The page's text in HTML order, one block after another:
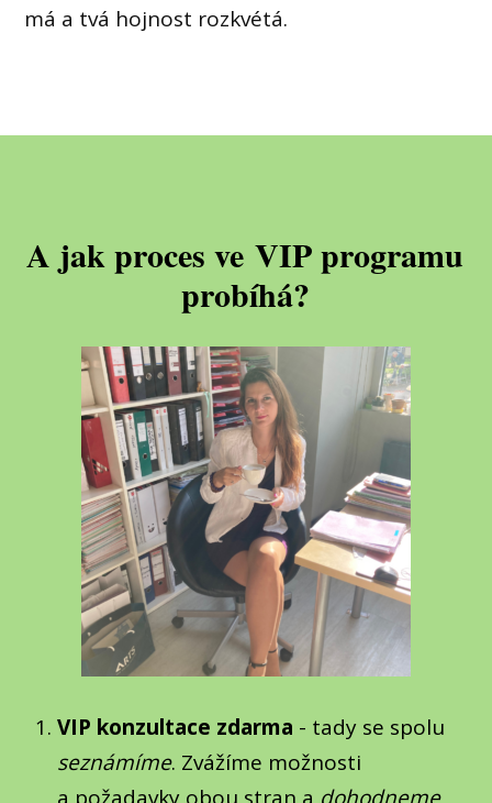
má a tvá hojnost rozkvétá.
A jak proces ve VIP programu
probíhá?
VIP konzultace zdarma - tady se spolu
seznámíme. Zvážíme možnosti